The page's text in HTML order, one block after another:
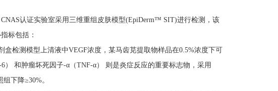
认证实验室采用三维重组皮肤模型(EpiDerm™ SIT)进行检测，该
标包括：
检测模型上清液中VEGF浓度，某马齿苋提取物样品在0.5%浓度下可
和肿瘤坏死因子-α（TNF-α） 则是炎症反应的重要标志物，采用
下降≥30%。